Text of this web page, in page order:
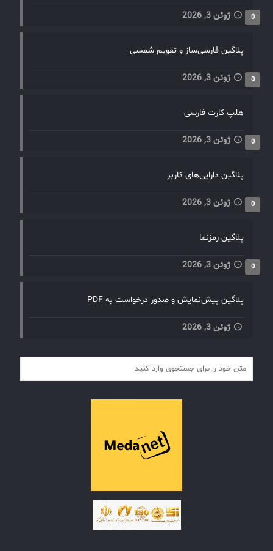
ژوئن 3, 2026 0
پلاگین فارسی‌ساز و تقویم شمسی
ژوئن 3, 2026 0
هلپ کارت فارسی
ژوئن 3, 2026 0
پلاگین دارایی‌های کاربر
ژوئن 3, 2026 0
پلاگین رمزنما
ژوئن 3, 2026 0
پلاگین پیش‌نمایش و صدور درخواست به PDF
ژوئن 3, 2026